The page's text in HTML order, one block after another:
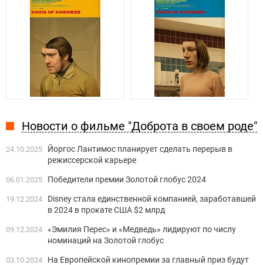
Новости о фильме "Доброта в своем роде"
24.10.2025
Йоргос Лантимос планирует сделать перерыв в
режиссерской карьере
06.01.2025 Победители премии Золотой глобус 2024
19.12.2024
Disney стала единственной компанией, заработавшей
в 2024 в прокате США $2 млрд
09.12.2024 «Эмилия Перес» и «Медведь» лидируют по числу
номинаций на Золотой глобус
03.10.2024
На Европейской кинопремии за главный приз будут